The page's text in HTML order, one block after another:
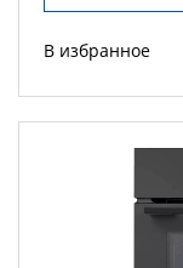
В избранное